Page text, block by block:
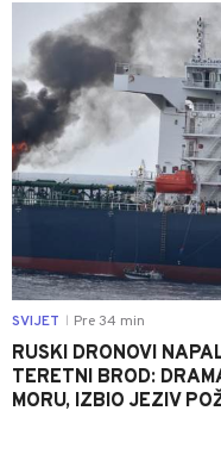
SVIJET Pre 34 min
RUSKI DRONOVI
TERETNI BROD:
MORU, IZBIO JEZIV